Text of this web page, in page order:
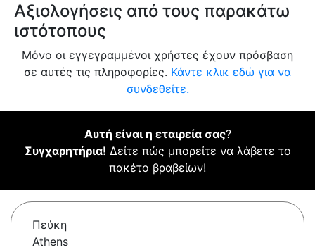
Αξιολογήσεις από τους παρακάτω
ιστότοπους
Μόνο οι εγγεγραμμένοι χρήστες έχουν πρόσβαση
σε αυτές τις πληροφορίες. Κάντε κλικ εδώ για να
συνδεθείτε.
Αυτή είναι η εταιρεία σας?
Συγχαρητήρια! Δείτε πώς μπορείτε να λάβετε το
πακέτο βραβείων!
Πεύκη
Athens